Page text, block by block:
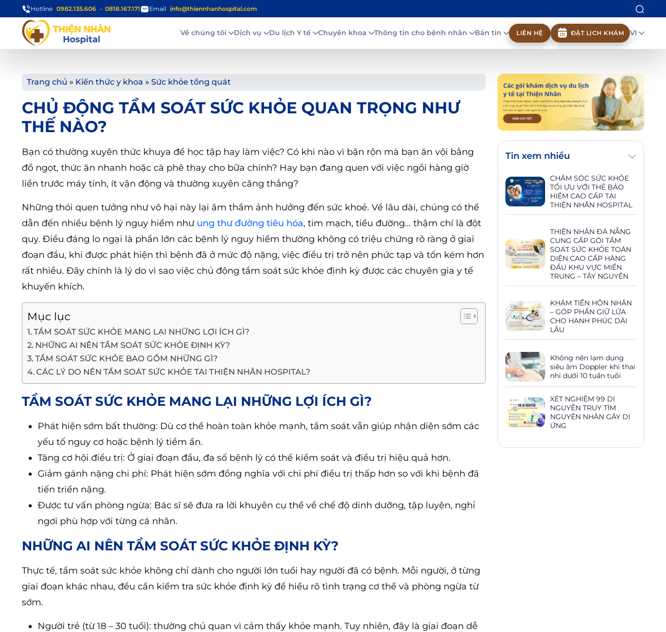
Hotline 0982.135.606 0818.167.171 Email info@thiennhanhospital.com
Về chúng tôi Dịch vụ Du lịch Y tế Chuyên khoa Thông tin cho bệnh nhân Bản tin LIÊN HỆ ĐẶT LỊCH KHÁM VI
Trang chủ » Kiến thức y khoa » Sức khỏe tổng quát
CHỦ ĐỘNG TẦM SOÁT SỨC KHỎE QUAN TRỌNG NHƯ
THẾ NÀO?
Bạn có thường xuyên thức khuya để học tập hay làm việc? Có khi nào vì bận rộn mà bạn ăn vội bằng
đồ ngọt, thức ăn nhanh hoặc cà phê thay cho bữa chính? Hay bạn đang quen với việc ngồi hàng giờ
liền trước máy tính, ít vận động và thường xuyên căng thẳng?
Những thói quen tưởng như vô hại này lại âm thầm ảnh hưởng đến sức khoẻ. Về lâu dài, chúng có thể
dẫn đến nhiều bệnh lý nguy hiểm như ung thư đường tiêu hóa, tim mạch, tiểu đường… thậm chí là đột
quỵ. Điều đáng lo ngại là phần lớn các bệnh lý nguy hiểm thường không có triệu chứng rõ ràng ở giai
đoạn đầu, khi được phát hiện thì bệnh đã ở mức độ nặng, việc điều trị trở nên phức tạp và tốn kém hơn
rất nhiều. Đây chính là lý do vì sao việc chủ động tầm soát sức khỏe định kỳ được các chuyên gia y tế
khuyến khích.
Mục lục
TẦM SOÁT SỨC KHỎE MANG LẠI NHỮNG LỢI ÍCH GÌ?
NHỮNG AI NÊN TẦM SOÁT SỨC KHỎE ĐỊNH KỲ?
TẦM SOÁT SỨC KHỎE BAO GỒM NHỮNG GÌ?
CÁC LÝ DO NÊN TẦM SOÁT SỨC KHỎE TẠI THIỆN NHÂN HOSPITAL?
TẦM SOÁT SỨC KHỎE MANG LẠI NHỮNG LỢI ÍCH GÌ?
Phát hiện sớm bất thường: Dù cơ thể hoàn toàn khỏe mạnh, tầm soát vẫn giúp nhận diện sớm các
yếu tố nguy cơ hoặc bệnh lý tiềm ẩn.
Tăng cơ hội điều trị: Ở giai đoạn đầu, đa số bệnh lý có thể kiểm soát và điều trị hiệu quả hơn.
Giảm gánh nặng chi phí: Phát hiện sớm đồng nghĩa với chi phí điều trị thấp hơn so với khi bệnh đã
tiến triển nặng.
Được tư vấn phòng ngừa: Bác sĩ sẽ đưa ra lời khuyên cụ thể về chế độ dinh dưỡng, tập luyện, nghỉ
ngơi phù hợp với từng cá nhân.
NHỮNG AI NÊN TẦM SOÁT SỨC KHỎE ĐỊNH KỲ?
Thực tế, tầm soát sức khỏe không chỉ dành cho người lớn tuổi hay người đã có bệnh. Mỗi người, ở từng
giai đoạn khác nhau, đều cần kiểm tra sức khỏe định kỳ để hiểu rõ tình trạng cơ thể và phòng ngừa từ
sớm.
Người trẻ (từ 18 – 30 tuổi): thường chủ quan vì cảm thấy khỏe mạnh. Tuy nhiên, đây là giai đoạn dễ
Tin xem nhiều
CHĂM SÓC SỨC KHỎE
TỐI ƯU VỚI THẺ BẢO
HIỂM CAO CẤP TẠI
THIỆN NHÂN HOSPITAL
THIỆN NHÂN ĐÀ NẴNG
CUNG CẤP GÓI TẦM
SOÁT SỨC KHỎE TOÀN
DIỆN CAO CẤP HÀNG
ĐẦU KHU VỰC MIỀN
TRUNG – TÂY NGUYÊN
KHÁM TIỀN HÔN NHÂN
– GÓP PHẦN GIỮ LỬA
CHO HẠNH PHÚC DÀI
LÂU
Không nên lạm dụng
siêu âm Doppler khi thai
nhi dưới 10 tuần tuổi
XÉT NGHIỆM 99 DỊ
NGUYÊN TRUY TÌM
NGUYÊN NHÂN GÂY DỊ
ỨNG